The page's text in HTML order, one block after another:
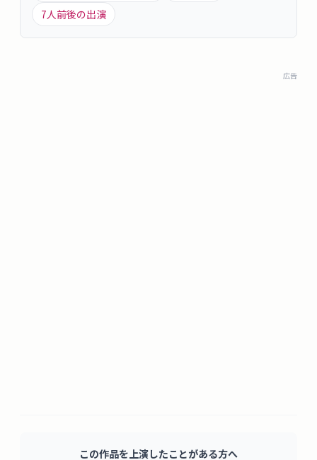
7人前後の出演
広告
この作品を上演したことがある方へ